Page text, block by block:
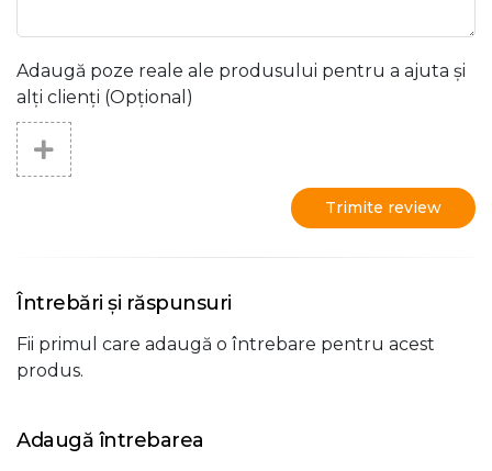
Adaugă poze reale ale produsului pentru a ajuta și
alți clienți (Opțional)
Trimite review
Întrebări și răspunsuri
Fii primul care adaugă o întrebare pentru acest
produs.
Adaugă întrebarea